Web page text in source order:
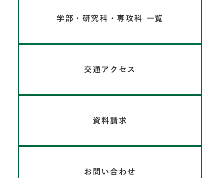
学部・研究科・専攻科 一覧
交通アクセス
資料請求
お問い合わせ